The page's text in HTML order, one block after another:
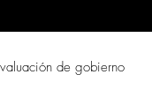
de gobierno